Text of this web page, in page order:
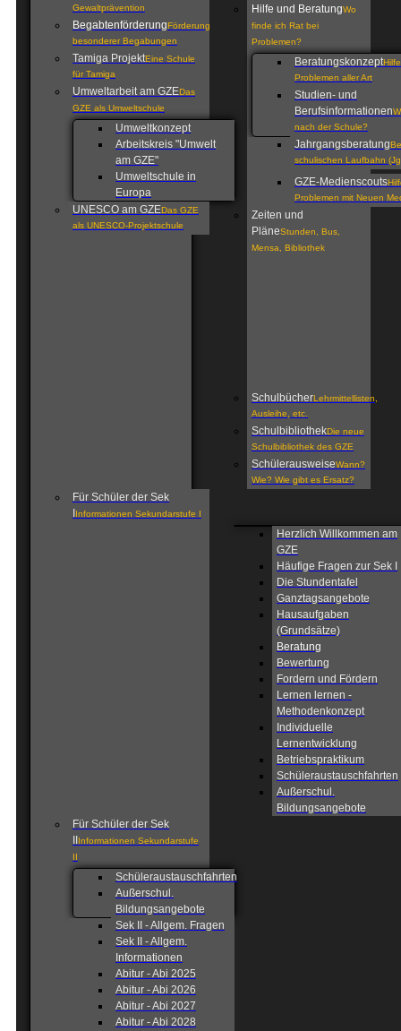
Gewaltprävention
BegabtenförderungFörderung
besonderer Begabungen
Tamiga ProjektEine Schule
für Tamiga
Umweltarbeit am GZEDas
GZE als Umweltschule
Umweltkonzept
Arbeitskreis "Umwelt
am GZE"
Umweltschule in
Europa
UNESCO am GZEDas GZE
als UNESCO-Projektschule
Hilfe und BeratungWo
finde ich Rat bei
Problemen?
Beratungskonzept
Problemen aller Art
Studien- und
Berufsinformationen
nach der Schule?
Jahrgangsberatung
schulischen Laufbahn
GZE-Medienscouts
Problemen mit Neuen
Zeiten und
PläneStunden, Bus,
Mensa, Bibliothek
SchulbücherLehrmittellisten,
Ausleihe, etc.
SchulbibliothekDie neue
Schulbibliothek des GZE
SchülerausweiseWann?
Wie? Wie gibt es Ersatz?
Für Schüler der Sek
Informationen Sekundarstufe I
Herzlich Willkommen am
GZE
Häufige Fragen zur Sek I
Die Stundentafel
Ganztagsangebote
Hausaufgaben
(Grundsätze)
Beratung
Bewertung
Fordern und Fördern
Lernen lernen -
Methodenkonzept
Individuelle
Lernentwicklung
Betriebspraktikum
Schüleraustauschfahrten
Außerschul.
Bildungsangebote
Für Schüler der Sek
Informationen Sekundarstufe
II
Schüleraustauschfahrten
Außerschul.
Bildungsangebote
Sek II - Allgem. Fragen
Sek II - Allgem.
Informationen
Abitur - Abi 2025
Abitur - Abi 2026
Abitur - Abi 2027
Abitur - Abi 2028